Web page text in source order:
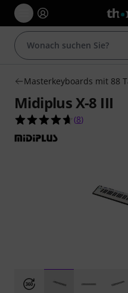
Masterkeyboards mit 88
Midiplus X-8 III
4.6 von 5
(8)